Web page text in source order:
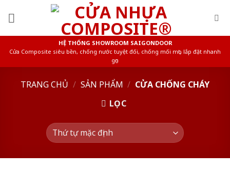
HỆ THỐNG SHOWROOM SAIGONDOOR
Cửa Composite siêu bền, chống nước tuyệt đối, chống mối mọt, lắp đặt nhanh
gọn
TRANG CHỦ / SẢN PHẨM / CỬA CHỐNG CHÁY
LỌC